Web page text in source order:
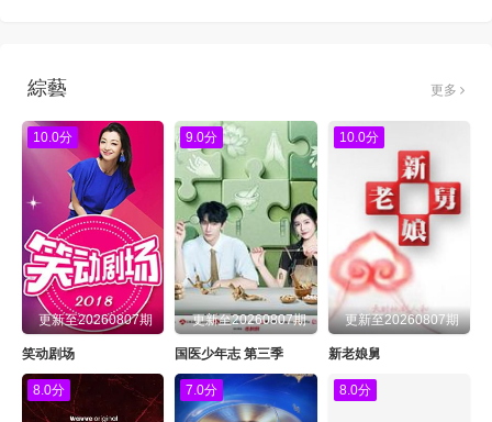
綜藝 更多
10.0分
更新至20260807期
笑动剧场
9.0分
更新至20260807期
国医少年志 第三季
10.0分
更新至20260807期
新老娘舅
8.0分 7.0分 8.0分